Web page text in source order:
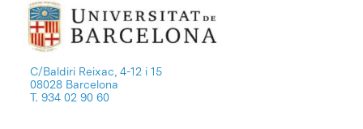
C/Baldiri Reixac, 4-12 i 15
08028 Barcelona
T. 934 02 90 60